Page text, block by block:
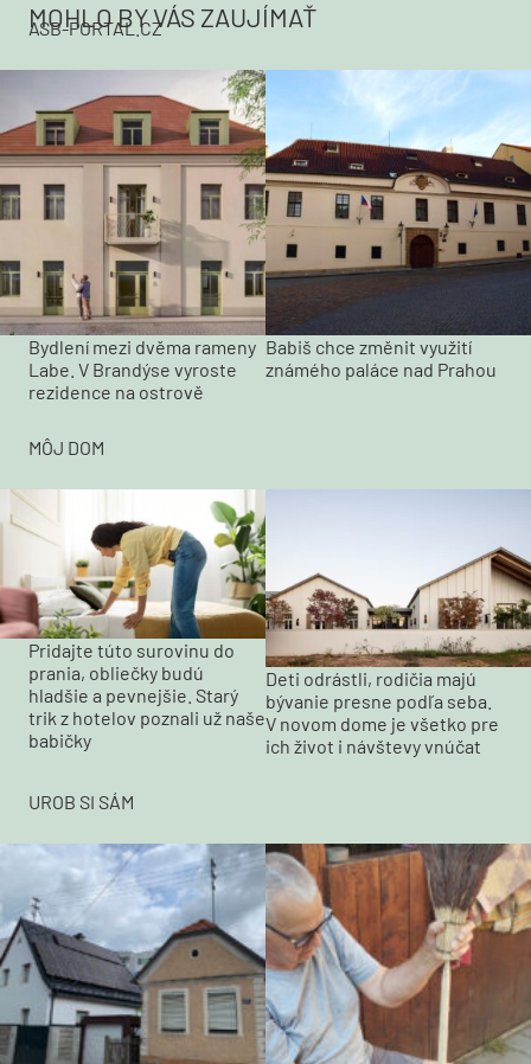
MOHLO BY VÁS ZAUJÍMAŤ
ASB-PORTAL.CZ
Bydlení mezi dvěma rameny
Labe. V Brandýse vyroste
rezidence na ostrově
Babiš chce změnit využití
známého paláce nad Prahou
MÔJ DOM
Pridajte túto surovinu do
prania, obliečky budú
hladšie a pevnejšie. Starý
trik z hotelov poznali už naše
babičky
Deti odrástli, rodičia majú
bývanie presne podľa seba.
V novom dome je všetko pre
ich život i návštevy vnúčat
UROB SI SÁM